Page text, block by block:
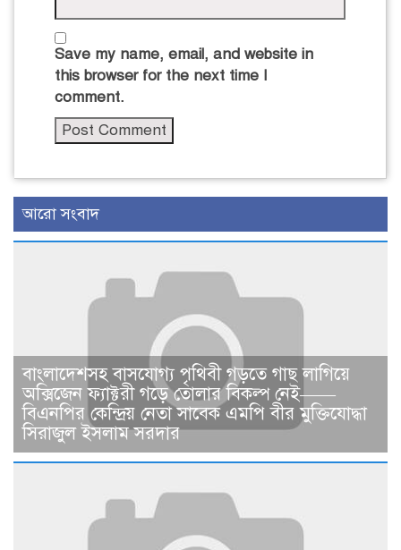
Save my name, email, and website in
this browser for the next time I
comment.
আরো সংবাদ
বাংলাদেশসহ বাসযোগ্য পৃথিবী গড়তে গাছ লাগিয়ে
অক্সিজেন ফ্যাক্টরী গড়ে তোলার বিকল্প নেই——
বিএনপির কেন্দ্রিয় নেতা সাবেক এমপি বীর মুক্তিযোদ্ধা
সিরাজুল ইসলাম সরদার